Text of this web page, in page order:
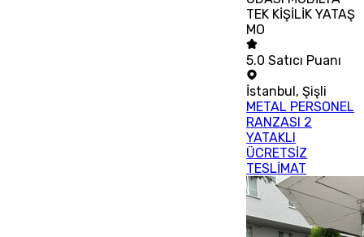
TEK KİŞİLİK YATAŞ
MO
5.0 Satıcı Puanı
İstanbul ,Şişli
METAL PERSONEL
RANZASI 2
YATAKLI
ÜCRETSİZ
TESLİMAT